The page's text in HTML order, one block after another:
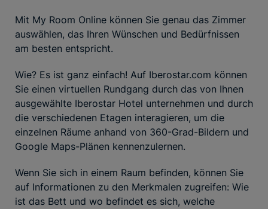
Mit My Room Online können Sie genau das Zimmer
auswählen, das Ihren Wünschen und Bedürfnissen
am besten entspricht.
Wie? Es ist ganz einfach! Auf Iberostar.com können
Sie einen virtuellen Rundgang durch das von Ihnen
ausgewählte Iberostar Hotel unternehmen und durch
die verschiedenen Etagen interagieren, um die
einzelnen Räume anhand von 360-Grad-Bildern und
Google Maps-Plänen kennenzulernen.
Wenn Sie sich in einem Raum befinden, können Sie
auf Informationen zu den Merkmalen zugreifen: Wie
ist das Bett und wo befindet es sich, welche